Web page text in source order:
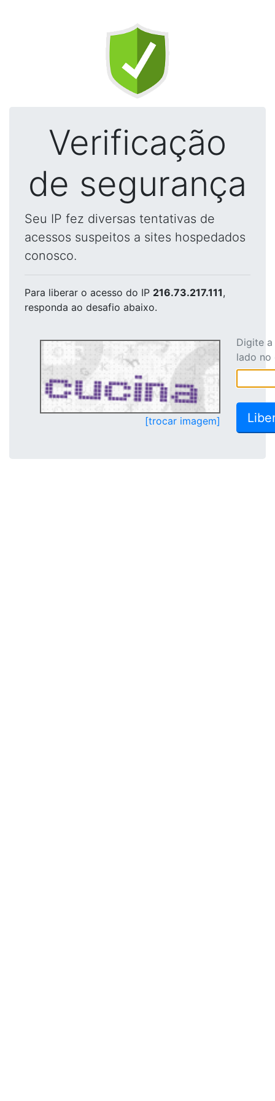
Verificação
de segurança
Seu IP fez diversas tentativas de
acessos suspeitos a sites hospedados
conosco.
Para liberar o acesso do IP 216.73.217.111,
responda ao desafio abaixo.
[trocar imagem]
Digite
lado no